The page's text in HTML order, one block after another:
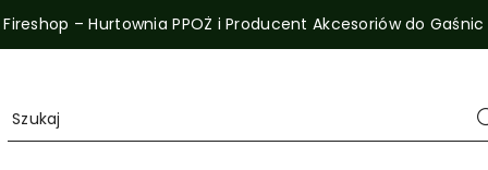
Fireshop – Hurtownia PPOŻ i Producent Akcesoriów do Gaśnic